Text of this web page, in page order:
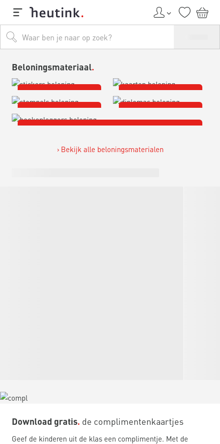
Beloningsmateriaal
Bekijk alle beloningsmaterialen
Download gratis de complimentenkaartjes
Geef de kinderen uit de klas een complimentje. Met de